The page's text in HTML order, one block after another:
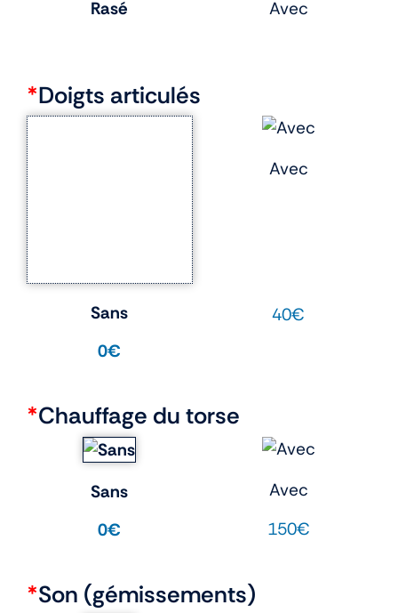
Rasé Avec
*Doigts articulés
Sans
0€
Avec
40€
*Chauffage du torse
Sans
0€
Avec
150€
*Son (gémissements)